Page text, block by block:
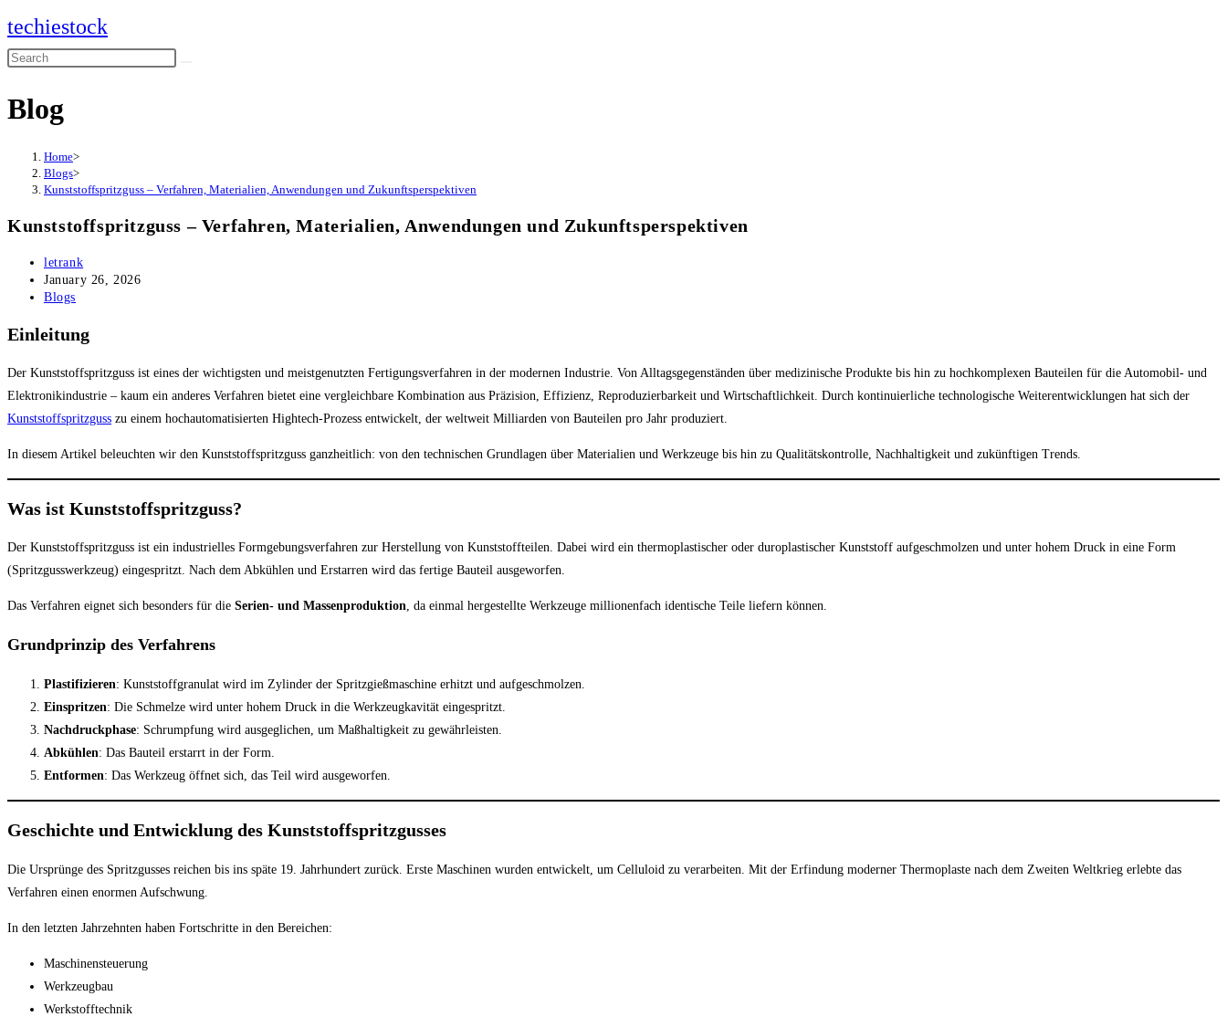
Skip
to
content
techiestock
Search
website
Blog
Home>
Blogs>
Kunststoffspritzguss – Verfahren, Materialien, Anwendungen und Zukunftsperspektiven
Kunststoffspritzguss – Verfahren, Materialien, Anwendungen und Zukunftsperspektiven
Post
author:
letrank
Post
published:
January 26, 2026
Post
Blogs
Einleitung
Der Kunststoffspritzguss ist eines der wichtigsten und meistgenutzten Fertigungsverfahren in der modernen Industrie. Von Alltagsgegenständen über medizinische Produkte bis hin zu hochkomplexen Bauteilen für die Automobil- und
Elektronikindustrie – kaum ein anderes Verfahren bietet eine vergleichbare Kombination aus Präzision, Effizienz, Reproduzierbarkeit und Wirtschaftlichkeit. Durch kontinuierliche technologische Weiterentwicklungen hat sich der
Kunststoffspritzguss zu einem hochautomatisierten Hightech-Prozess entwickelt, der weltweit Milliarden von Bauteilen pro Jahr produziert.
In diesem Artikel beleuchten wir den Kunststoffspritzguss ganzheitlich: von den technischen Grundlagen über Materialien und Werkzeuge bis hin zu Qualitätskontrolle, Nachhaltigkeit und zukünftigen Trends.
Was ist Kunststoffspritzguss?
Der Kunststoffspritzguss ist ein industrielles Formgebungsverfahren zur Herstellung von Kunststoffteilen. Dabei wird ein thermoplastischer oder duroplastischer Kunststoff aufgeschmolzen und unter hohem Druck in eine Form
(Spritzgusswerkzeug) eingespritzt. Nach dem Abkühlen und Erstarren wird das fertige Bauteil ausgeworfen.
Das Verfahren eignet sich besonders für die Serien- und Massenproduktion, da einmal hergestellte Werkzeuge millionenfach identische Teile liefern können.
Grundprinzip des Verfahrens
Plastifizieren: Kunststoffgranulat wird im Zylinder der Spritzgießmaschine erhitzt und aufgeschmolzen.
Einspritzen: Die Schmelze wird unter hohem Druck in die Werkzeugkavität eingespritzt.
Nachdruckphase: Schrumpfung wird ausgeglichen, um Maßhaltigkeit zu gewährleisten.
Abkühlen: Das Bauteil erstarrt in der Form.
Entformen: Das Werkzeug öffnet sich, das Teil wird ausgeworfen.
Geschichte und Entwicklung des Kunststoffspritzgusses
Die Ursprünge des Spritzgusses reichen bis ins späte 19. Jahrhundert zurück. Erste Maschinen wurden entwickelt, um Celluloid zu verarbeiten. Mit der Erfindung moderner Thermoplaste nach dem Zweiten Weltkrieg erlebte das
Verfahren einen enormen Aufschwung.
In den letzten Jahrzehnten haben Fortschritte in den Bereichen:
Maschinensteuerung
Werkzeugbau
Werkstofftechnik